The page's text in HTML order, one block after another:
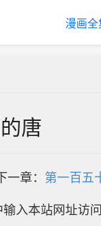
漫画
唐
下一章： 第一百五
入本站网址访